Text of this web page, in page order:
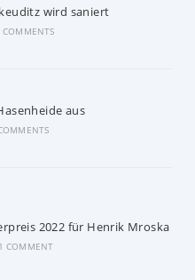
wird saniert
COMMENTS
aus
2022 für Henrik Mroska
1 COMMENT